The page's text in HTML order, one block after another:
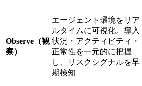
Observe（観
察）
エージェント環境をリア
ルタイムに可視化。導入
状況・アクティビティ・
正常性を一元的に把握
し、リスクシグナルを早
期検知